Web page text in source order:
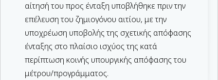
αίτησή του προς ένταξη υποβλήθηκε πριν την
επέλευση του ζημιογόνου αιτίου, με την
υποχρέωση υποβολής της σχετικής απόφασης
ένταξης στο πλαίσιο ισχύος της κατά
περίπτωση κοινής υπουργικής απόφασης του
μέτρου/προγράμματος.